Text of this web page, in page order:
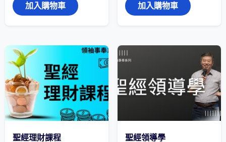
加入購物車 加入購物車
聖經理財課程 聖經領導學